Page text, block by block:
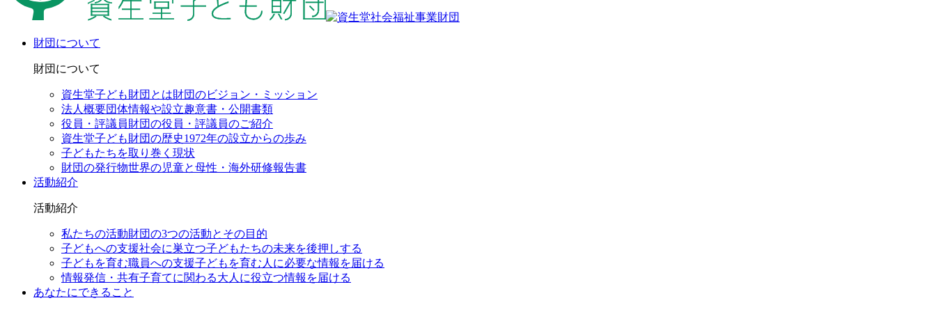
財団について
財団について
資生堂子ども財団とは財団のビジョン・ミッション
法人概要団体情報や設立趣意書・公開書類
役員・評議員財団の役員・評議員のご紹介
資生堂子ども財団の歴史1972年の設立からの歩み
子どもたちを取り巻く現状
財団の発行物世界の児童と母性・海外研修報告書
活動紹介
活動紹介
私たちの活動財団の3つの活動とその目的
子どもへの支援社会に巣立つ子どもたちの未来を後押しする
子どもを育む職員への支援子どもを育む人に必要な情報を届ける
情報発信・共有子育てに関わる大人に役立つ情報を届ける
あなたにできること